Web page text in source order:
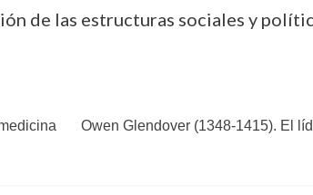
de las estructuras sociales y
Owen Glendover (1348-1415). El